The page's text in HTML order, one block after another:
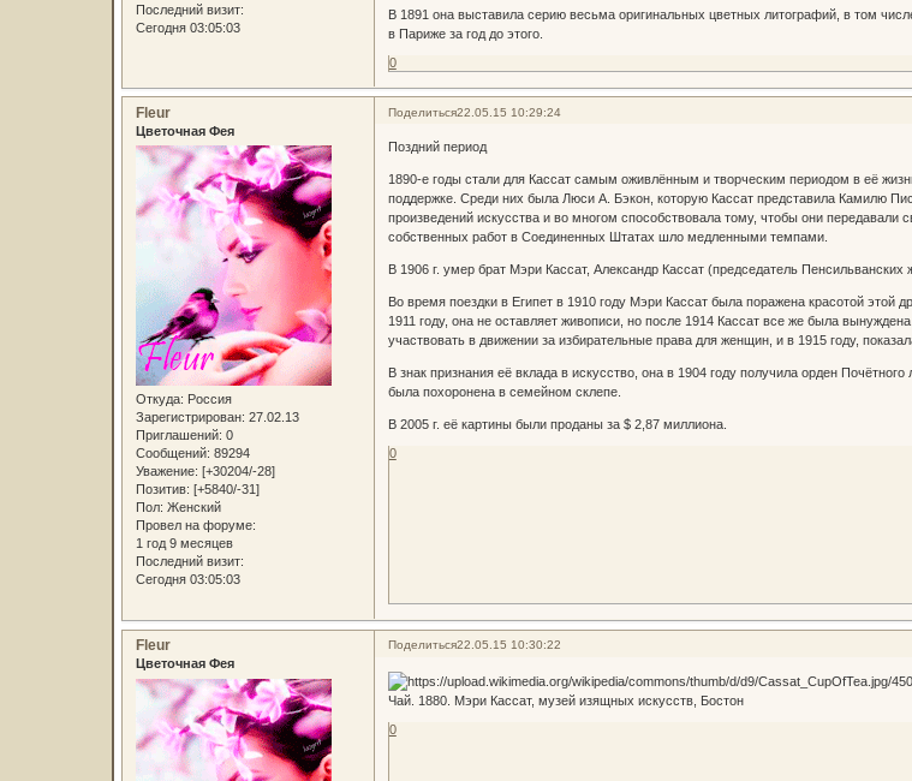
Последний визит:
Сегодня 03:05:03
В 1891 она выставила серию весьма оригинальных цветных литографий, в том
в Париже за год до этого.
0
Поделиться22.05.15 10:29:24
Fleur
Цветочная Фея
Откуда: Россия
Зарегистрирован: 27.02.13
Приглашений: 0
Сообщений: 89294
Уважение: [+30204/-28]
Позитив: [+5840/-31]
Пол: Женский
Провел на форуме:
1 год 9 месяцев
Последний визит:
Сегодня 03:05:03
Поздний период
1890-е годы стали для Кассат самым оживлённым и творческим периодом в её
поддержке. Среди них была Люси A. Бэкон, которую Кассат представила Камилю
произведений искусства и во многом способствовала тому, чтобы они
собственных работ в Соединенных Штатах шло медленными темпами.
В 1906 г. умер брат Мэри Кассат, Александр Кассат (председатель
Во время поездки в Египет в 1910 году Мэри Кассат была поражена красотой этой
1911 году, она не оставляет живописи, но после 1914 Кассат все же была
участвовать в движении за избирательные права для женщин, и в 1915 году,
В знак признания её вклада в искусство, она в 1904 году получила орден
была похоронена в семейном склепе.
В 2005 г. её картины были проданы за $ 2,87 миллиона.
0
Поделиться22.05.15 10:30:22
Fleur
Цветочная Фея
Чай. 1880. Мэри Кассат, музей изящных искусств, Бостон
0